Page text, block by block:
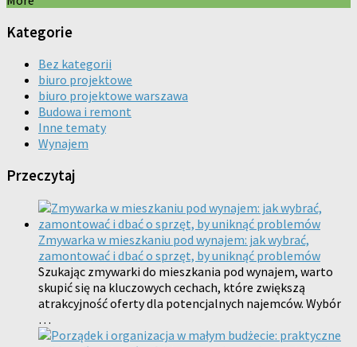
Kategorie
Bez kategorii
biuro projektowe
biuro projektowe warszawa
Budowa i remont
Inne tematy
Wynajem
Przeczytaj
Zmywarka w mieszkaniu pod wynajem: jak wybrać,
zamontować i dbać o sprzęt, by uniknąć problemów
Szukając zmywarki do mieszkania pod wynajem, warto
skupić się na kluczowych cechach, które zwiększą
atrakcyjność oferty dla potencjalnych najemców. Wybór
…